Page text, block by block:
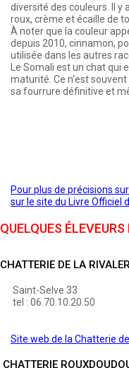
diversité des couleurs. Il y
roux, crème et écaille de
À noter que la couleur
depuis 2010, cinnamon,
utilisée dans les autres
Le Somali est un chat
maturité. Ce n'est
sa fourrure définitive et
Pour plus de précisions
sur le site du Livre Officiel
QUELQUES
CHATTERIE DE LA
Saint-Selve 33
tel : 06.70.10.20.50
Site web de la Chatterie
CHATTERIE